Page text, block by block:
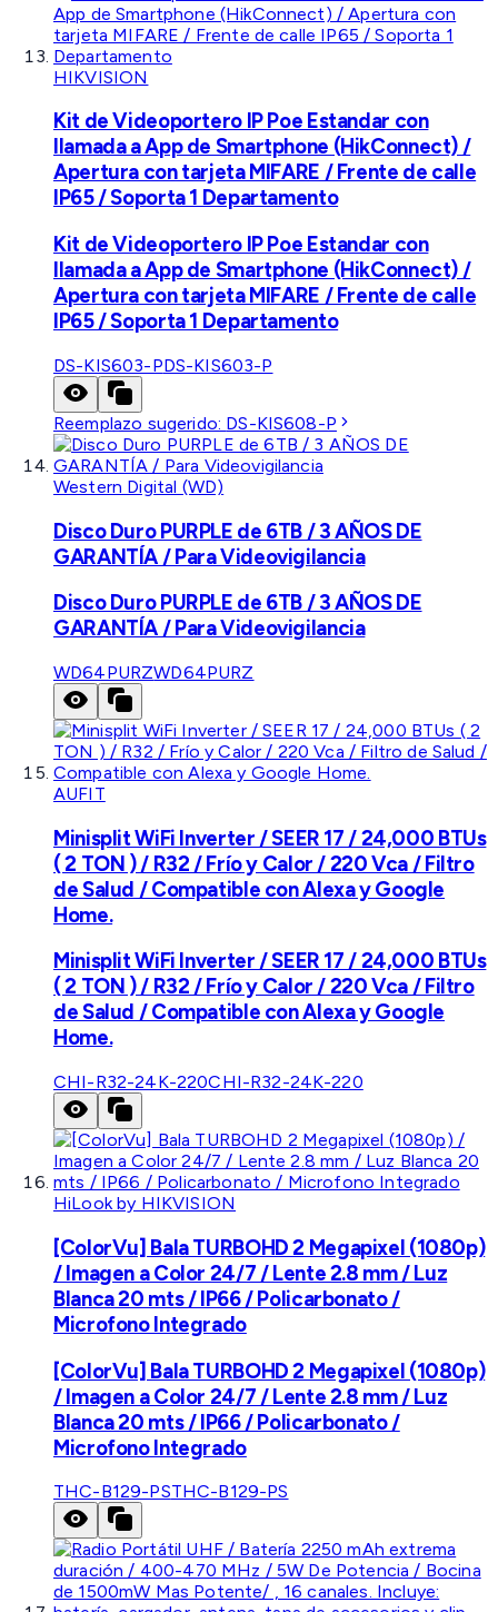
HIKVISION
Kit de Videoportero IP Poe Estandar con
llamada a App de Smartphone (HikConnect) /
Apertura con tarjeta MIFARE / Frente de calle
IP65 / Soporta 1 Departamento
Kit de Videoportero IP Poe Estandar con
llamada a App de Smartphone (HikConnect) /
Apertura con tarjeta MIFARE / Frente de calle
IP65 / Soporta 1 Departamento
DS-KIS603-PDS-KIS603-P
Reemplazo sugerido: DS-KIS608-P
Western Digital (WD)
Disco Duro PURPLE de 6TB / 3 AÑOS DE
GARANTÍA / Para Videovigilancia
Disco Duro PURPLE de 6TB / 3 AÑOS DE
GARANTÍA / Para Videovigilancia
WD64PURZWD64PURZ
AUFIT
Minisplit WiFi Inverter / SEER 17 / 24,000 BTUs
( 2 TON ) / R32 / Frío y Calor / 220 Vca / Filtro
de Salud / Compatible con Alexa y Google
Home.
Minisplit WiFi Inverter / SEER 17 / 24,000 BTUs
( 2 TON ) / R32 / Frío y Calor / 220 Vca / Filtro
de Salud / Compatible con Alexa y Google
Home.
CHI-R32-24K-220CHI-R32-24K-220
HiLook by HIKVISION
[ColorVu] Bala TURBOHD 2 Megapixel (1080p)
/ Imagen a Color 24/7 / Lente 2.8 mm / Luz
Blanca 20 mts / IP66 / Policarbonato /
Microfono Integrado
[ColorVu] Bala TURBOHD 2 Megapixel (1080p)
/ Imagen a Color 24/7 / Lente 2.8 mm / Luz
Blanca 20 mts / IP66 / Policarbonato /
Microfono Integrado
THC-B129-PSTHC-B129-PS